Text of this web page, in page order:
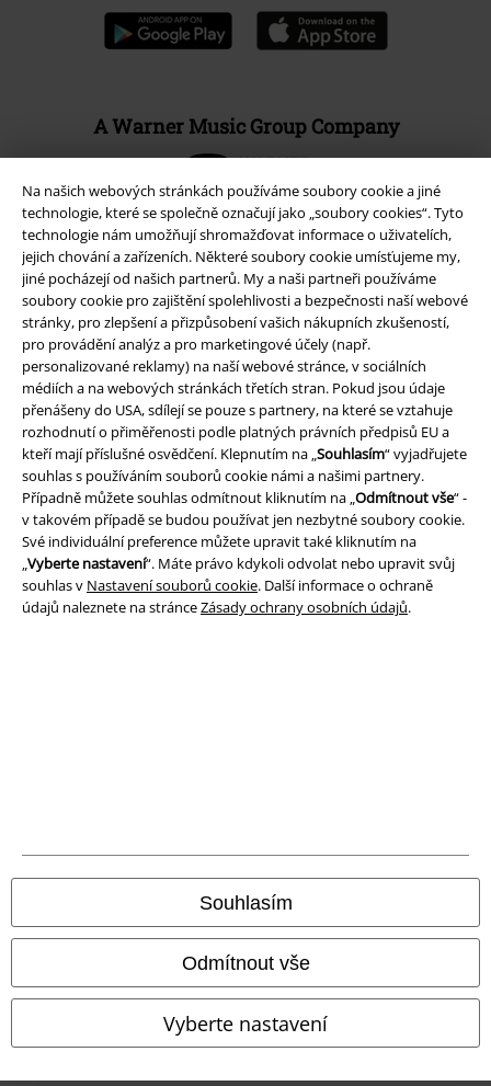
Na našich webových stránkách používáme soubory cookie a jiné
technologie, které se společně označují jako „soubory cookies“. Tyto
technologie nám umožňují shromažďovat informace o uživatelích,
jejich chování a zařízeních. Některé soubory cookie umísťujeme my,
jiné pocházejí od našich partnerů. My a naši partneři používáme
soubory cookie pro zajištění spolehlivosti a bezpečnosti naší webové
stránky, pro zlepšení a přizpůsobení vašich nákupních zkušeností,
pro provádění analýz a pro marketingové účely (např.
personalizované reklamy) na naší webové stránce, v sociálních
médiích a na webových stránkách třetích stran. Pokud jsou údaje
přenášeny do USA, sdílejí se pouze s partnery, na které se vztahuje
rozhodnutí o přiměřenosti podle platných právních předpisů EU a
kteří mají příslušné osvědčení. Klepnutím na „Souhlasím“ vyjadřujete
souhlas s používáním souborů cookie námi a našimi partnery.
Případně můžete souhlas odmítnout kliknutím na „Odmítnout vše“ -
v takovém případě se budou používat jen nezbytné soubory cookie.
Své individuální preference můžete upravit také kliknutím na
„Vyberte nastavení“. Máte právo kdykoli odvolat nebo upravit svůj
souhlas v Nastavení souborů cookie. Další informace o ochraně
údajů naleznete na stránceZásady ochrany osobních údajů.
Souhlasím
Odmítnout vše
Vyberte nastavení
A Warner Music Group Company
Právní informace
Podmínky
Prohlášení
Ochrana osobních údajů
Všechny ceny jsou včetně DPH, bezpoštovného a balného
© 1986-2026 EMP Merchandising
Naše online obchody